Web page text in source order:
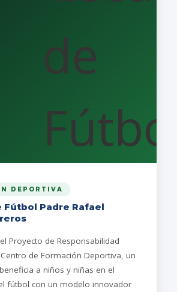
DEPORTIVA
Fútbol Padre Rafael
Proyecto de Responsabilidad
de Formación Deportiva, un
a niños y niñas en el
fútbol con un modelo innovador